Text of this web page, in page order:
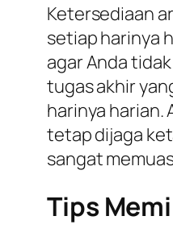
Ketersediaan
setiap harinya
agar Anda
tugas akhir
harinya harian.
tetap dijaga
sangat
Tips